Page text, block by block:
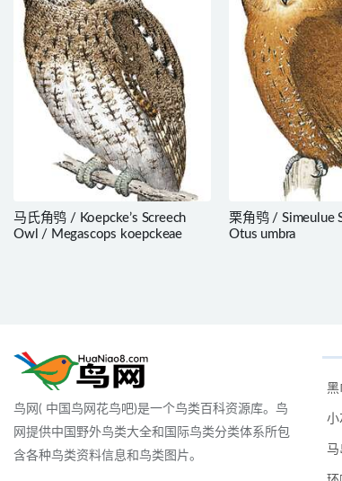
马氏角鸮 / Koepcke’s Screech
Owl / Megascops koepckeae
栗角鸮 / Simeulue
Otus umbra
鸟网( 中国鸟网花鸟吧)是一个鸟类百科资源库。鸟
网提供中国野外鸟类大全和国际鸟类分类体系所包
含各种鸟类资料信息和鸟类图片。
黑
小
马